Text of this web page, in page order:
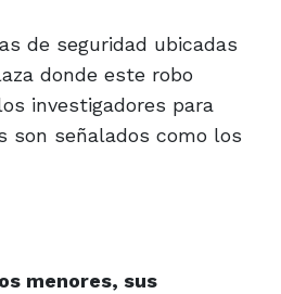
de seguridad ubicadas
donde este robo
investigadores para
son señalados como los
menores, sus